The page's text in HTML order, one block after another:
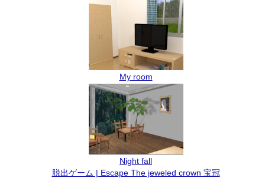
My room
Night fall
脱出ゲーム | Escape The jeweled crown 宝冠